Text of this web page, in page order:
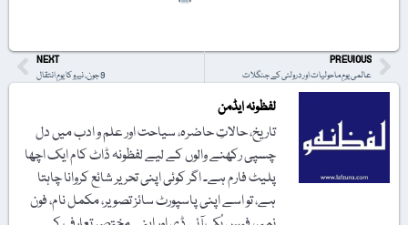
PREVIOUS
عالمی یومِ ماحولیات اور درولئی کے جنگلات
NEXT
9 جون، نیرو کا یومِ انتقال
لفظونہ ایڈمن
تاریخ، حالاتِ حاضرہ، سیاحت اور علم و ادب میں دل
چسپی رکھنے والوں کے لیے لفظونہ ڈاٹ کام ایک اچھا
پلیٹ فارم ہے۔ اگر کوئی اپنی تحریر شائع کروانا چاہتا
ہے، تو اسے اپنی پاسپورٹ سائز تصویر، مکمل نام، فون